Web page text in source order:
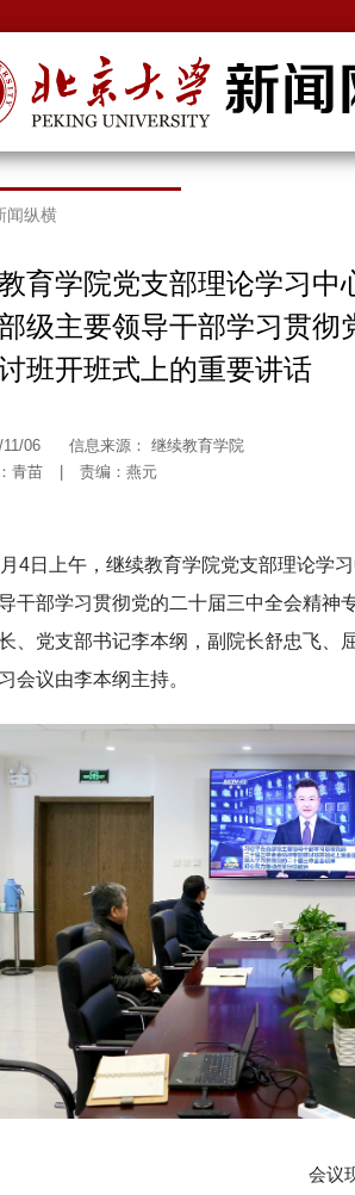
闻纵横
育学院党支部理论学习中
级主要领导干部学习贯彻
班开班式上的重要讲话
06
信息来源： 继续教育学院
青苗
责编：燕元
4日上午，继续教育学院党支部理论学
干部学习贯彻党的二十届三中全会精神
、党支部书记李本纲，副院长舒忠飞、
会议由李本纲主持。
会议